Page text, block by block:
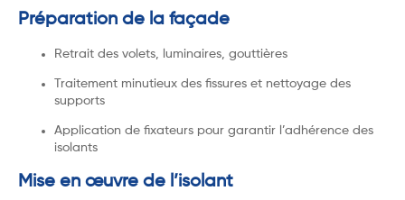
Préparation de la façade
Retrait des volets, luminaires, gouttières
Traitement minutieux des fissures et nettoyage des
supports
Application de fixateurs pour garantir l’adhérence des
isolants
Mise en œuvre de l’isolant